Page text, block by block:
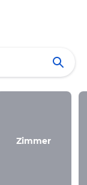
Zimmer